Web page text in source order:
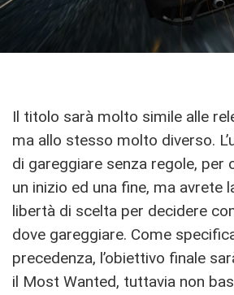
Il titolo sarà molto simile alle
ma allo stesso molto diverso.
di gareggiare senza regole, per
un inizio ed una fine, ma avrete
libertà di scelta per decidere
dove gareggiare. Come
precedenza, l’obiettivo finale
il Most Wanted, tuttavia non